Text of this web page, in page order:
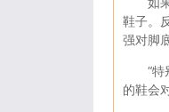
鞋子。
强对脚
“
的鞋会